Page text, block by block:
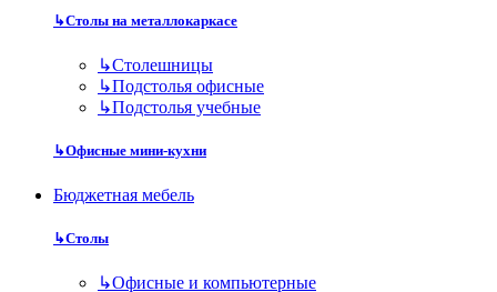
↳Столы на металлокаркасе
↳Столешницы
↳Подстолья офисные
↳Подстолья учебные
↳Офисные мини-кухни
Бюджетная мебель
↳Столы
↳Офисные и компьютерные